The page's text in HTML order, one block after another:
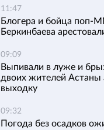
11:47
Блогера и бойца поп-
Беркинбаева
09:09
Выпивали в луже и
двоих жителей Астаны
выходку
09:32
Погода без осадков